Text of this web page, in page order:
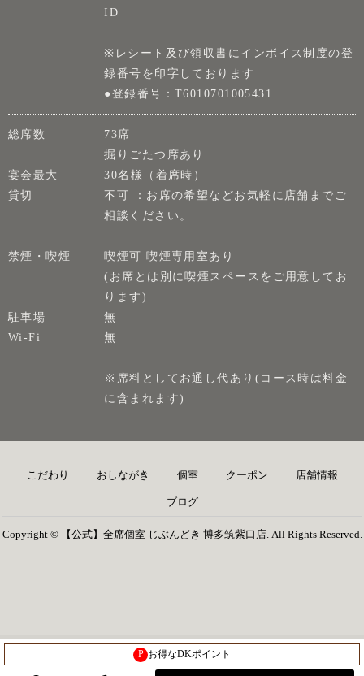
ID
※レシート及び領収書にインボイス制度の登
録番号を印字しております
●登録番号：T6010701005431
総席数
73席
掘りごたつ席あり
宴会最大
30名様（着席時）
貸切
不可 ：お席の希望などお気軽に店舗までご
相談ください。
禁煙・喫煙
喫煙可 喫煙専用室あり
(お席とは別に喫煙スペースをご用意してお
ります)
駐車場
無
Wi-Fi
無
※席料としてお通し代あり(コース時は料金
に含まれます)
こだわり おしながき 個室 クーポン 店舗情報
ブログ
Copyright © 【公式】全席個室 じぶんどき 博多筑紫口店. All Rights Reserved.
P お得なDKポイント